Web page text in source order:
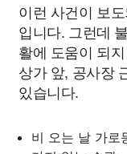
이런 사건이 보
입니다. 그런데
활에 도움이 되
상가 앞, 공사장
있습니다.
비 오는 날 가로